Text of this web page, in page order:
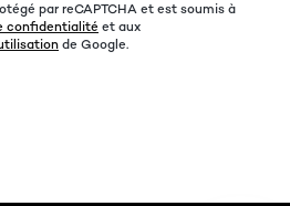
par reCAPTCHA et est soumis à
confidentialité et aux
de Google.